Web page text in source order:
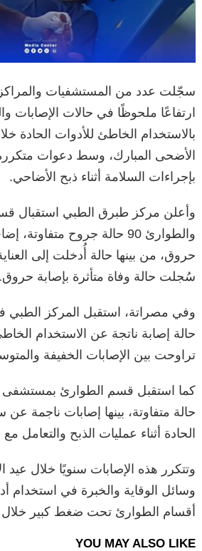
سجّلت عدد من المستشفيات والمراكز
ارتفاعًا ملحوظًا في حالات الإصابات
بالاستخدام الخاطئ للأدوات الحادة
الأضحى المبارك، وسط دعوات متكررة
بإجراءات السلامة أثناء ذبح الأضاحي.
وأعلن مركز طبرق الطبي استقبال
حروق، من بينها حالة أُدخلت إلى
سُجلت حالة وفاة متأثرة بإصابة حروق.
حالة إصابة ناتجة عن الاستخدام
تراوحت بين الإصابات الخفيفة
حالة متفاوتة، بينها إصابات ناجمة
الحادة أثناء عمليات الذبح والتعامل
وتتكرر هذه الإصابات سنويًا خلال عيد
وسائل الوقاية والخبرة في استخدام
أقسام الطوارئ تحت ضغط كبير خلال
YOU MAY ALSO LIKE